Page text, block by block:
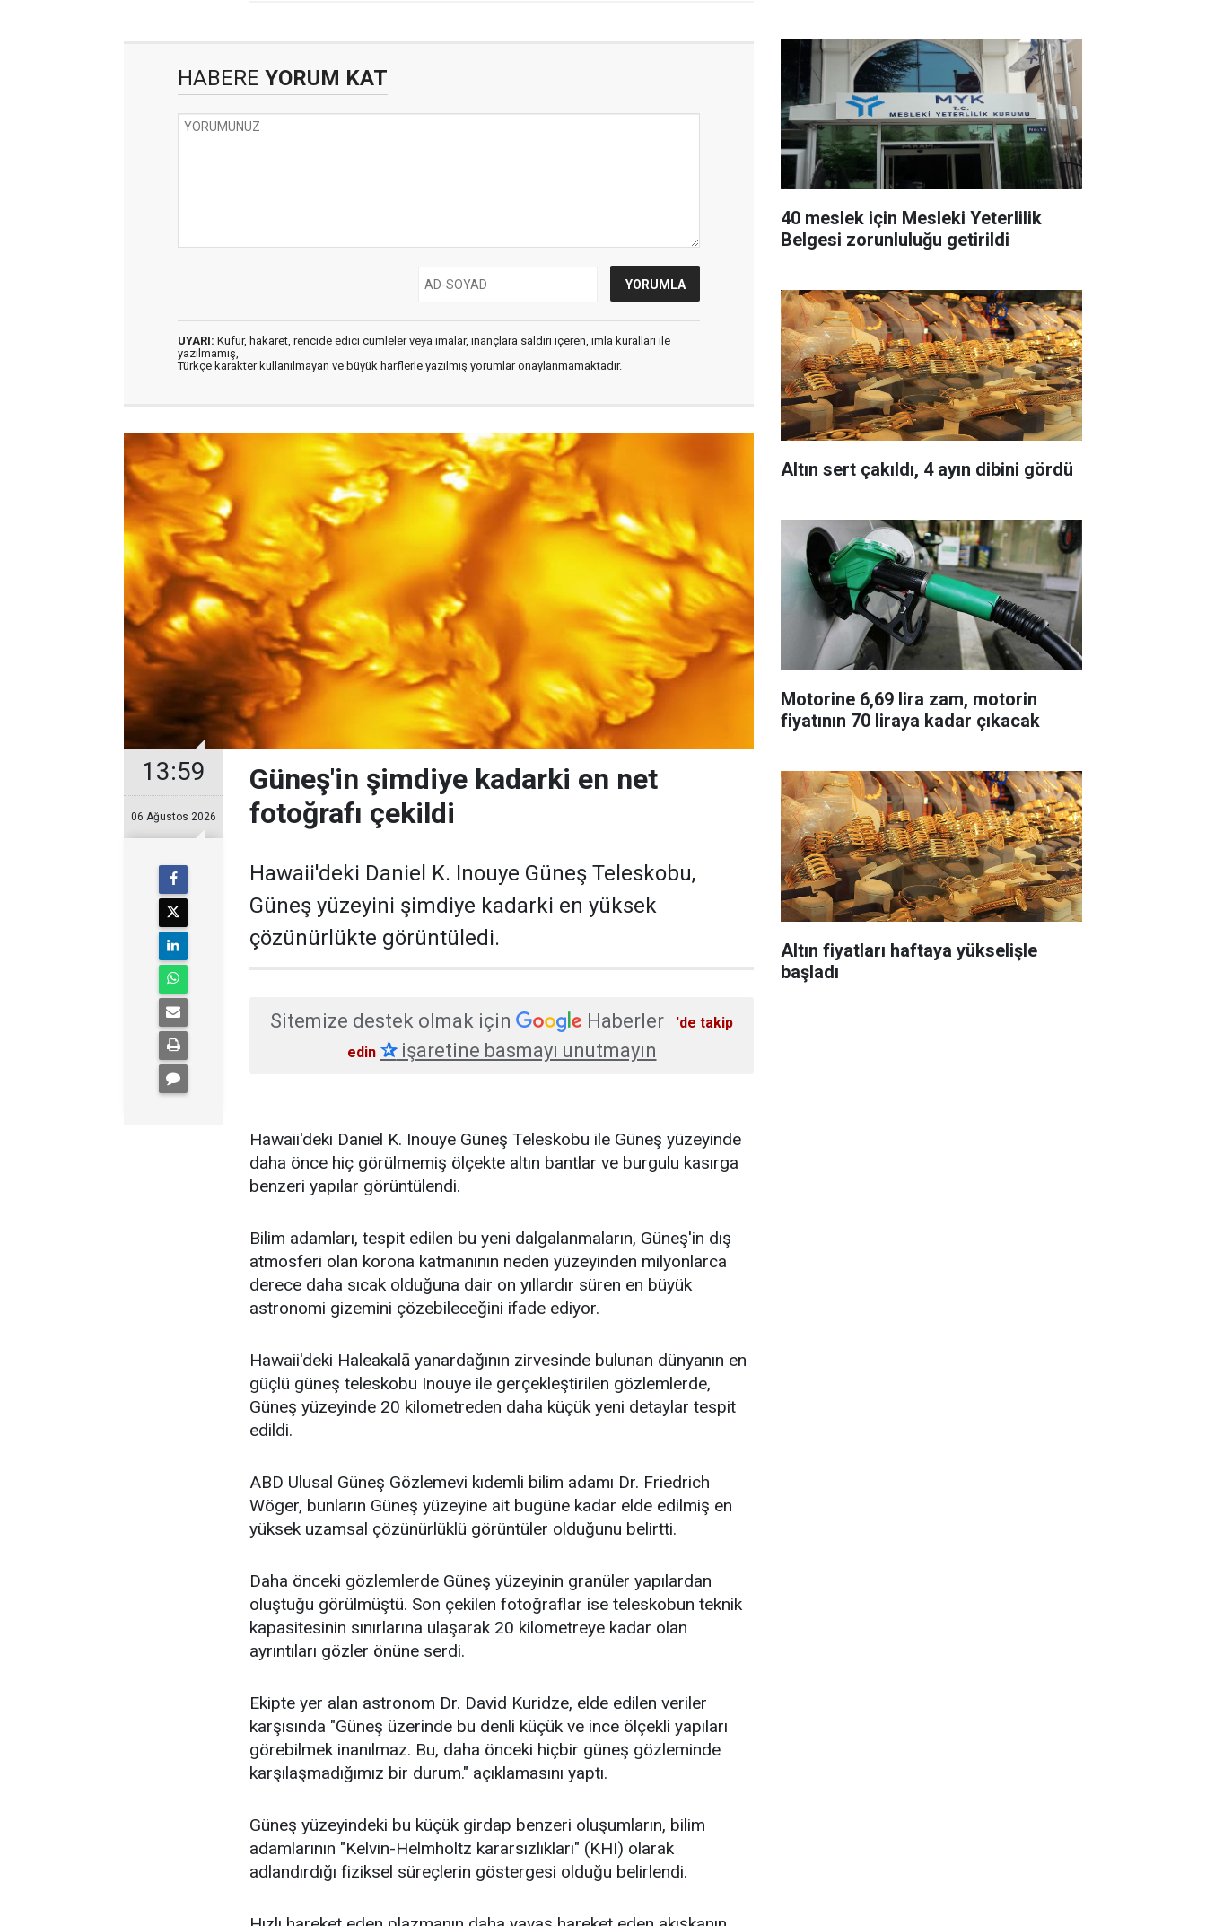
HABERE YORUM KAT
UYARI: Küfür, hakaret, rencide edici cümleler veya imalar, inançlara saldırı içeren, imla kuralları ile
yazılmamış,
Türkçe karakter kullanılmayan ve büyük harflerle yazılmış yorumlar onaylanmamaktadır.
13:59
06 Ağustos 2026
Güneş'in şimdiye kadarki en net
fotoğrafı çekildi
Hawaii'deki Daniel K. Inouye Güneş Teleskobu,
Güneş yüzeyini şimdiye kadarki en yüksek
çözünürlükte görüntüledi.
Sitemize destek olmak için Haberler
'de takip
edin ✰işaretine basmayı unutmayın
Hawaii'deki Daniel K. Inouye Güneş Teleskobu ile Güneş yüzeyinde
daha önce hiç görülmemiş ölçekte altın bantlar ve burgulu kasırga
benzeri yapılar görüntülendi.
Bilim adamları, tespit edilen bu yeni dalgalanmaların, Güneş'in dış
atmosferi olan korona katmanının neden yüzeyinden milyonlarca
derece daha sıcak olduğuna dair on yıllardır süren en büyük
astronomi gizemini çözebileceğini ifade ediyor.
Hawaii'deki Haleakalā yanardağının zirvesinde bulunan dünyanın en
güçlü güneş teleskobu Inouye ile gerçekleştirilen gözlemlerde,
Güneş yüzeyinde 20 kilometreden daha küçük yeni detaylar tespit
edildi.
ABD Ulusal Güneş Gözlemevi kıdemli bilim adamı Dr. Friedrich
Wöger, bunların Güneş yüzeyine ait bugüne kadar elde edilmiş en
yüksek uzamsal çözünürlüklü görüntüler olduğunu belirtti.
Daha önceki gözlemlerde Güneş yüzeyinin granüler yapılardan
oluştuğu görülmüştü. Son çekilen fotoğraflar ise teleskobun teknik
kapasitesinin sınırlarına ulaşarak 20 kilometreye kadar olan
ayrıntıları gözler önüne serdi.
Ekipte yer alan astronom Dr. David Kuridze, elde edilen veriler
karşısında "Güneş üzerinde bu denli küçük ve ince ölçekli yapıları
görebilmek inanılmaz. Bu, daha önceki hiçbir güneş gözleminde
karşılaşmadığımız bir durum." açıklamasını yaptı.
Güneş yüzeyindeki bu küçük girdap benzeri oluşumların, bilim
adamlarının "Kelvin-Helmholtz kararsızlıkları" (KHI) olarak
adlandırdığı fiziksel süreçlerin göstergesi olduğu belirlendi.
40 meslek için Mesleki Yeterlilik
Belgesi zorunluluğu getirildi
Altın sert çakıldı, 4 ayın dibini gördü
Motorine 6,69 lira zam, motorin
fiyatının 70 liraya kadar çıkacak
Altın fiyatları haftaya yükselişle
başladı